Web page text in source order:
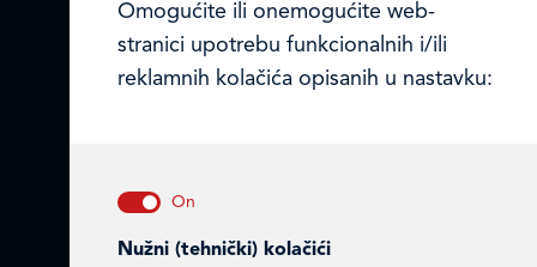
ledo@ledo.hr
OIB 07179054100
Matični broj (MB): 4938763
Prodajni centri
Ledo u inozemstvu
Omogućite ili onemogućite web-
stranici upotrebu funkcionalnih i/ili
reklamnih kolačića opisanih u nastavku:
Nužni (tehnički) kolačići